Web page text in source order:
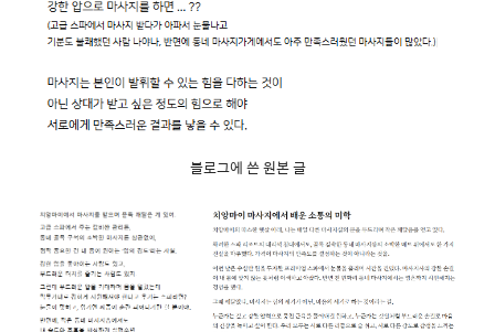
블로그에 쓴 원본 글